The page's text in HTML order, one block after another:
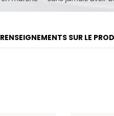
RENSEIGNEMENTS SUR LE